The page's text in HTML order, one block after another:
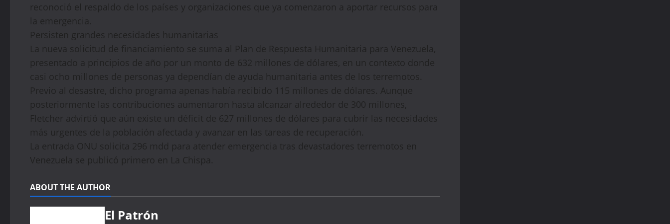
reconoció el respaldo de los países y organizaciones que ya comenzaron a aportar recursos para
la emergencia.
Persisten grandes necesidades humanitarias
La nueva solicitud de financiamiento se suma al Plan de Respuesta Humanitaria para Venezuela,
presentado a principios de año por un monto de 632 millones de dólares, en un contexto donde
casi ocho millones de personas ya dependían de ayuda humanitaria antes de los terremotos.
Previo al desastre, dicho programa apenas había recibido 115 millones de dólares. Aunque
posteriormente las contribuciones aumentaron hasta alcanzar alrededor de 300 millones,
Fletcher advirtió que aún existe un déficit de 627 millones de dólares para cubrir las necesidades
más urgentes de la población afectada y avanzar en las tareas de recuperación.
La entrada ONU solicita 296 mdd para atender emergencia tras devastadores terremotos en
Venezuela se publicó primero en La Chispa.
ABOUT THE AUTHOR
El Patrón
🔥 LIMITED TIME OFFER
15%Off Your First Booking
Sign up today and get 15% offyour first hotel
reservation. No promo code needed — discount applies
automatically!